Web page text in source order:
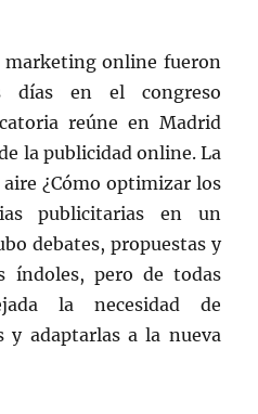
marketing online fueron
días en el congreso
reúne en Madrid
la publicidad online. La
¿Cómo optimizar los
publicitarias en un
debates, propuestas y
índoles, pero de todas
la necesidad de
y adaptarlas a la nueva